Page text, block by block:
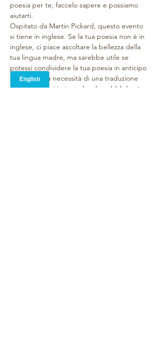
poesia per te, faccelo sapere e possiamo
aiutarti.
Ospitato da Martin Pickard, questo evento
si tiene in inglese. Se la tua poesia non è in
inglese, ci piace ascoltare la bellezza della
tua lingua madre, ma sarebbe utile se
potessi condividere la tua poesia in anticipo
per evitare la necessità di una traduzione
dal vivo o puoi inviarmela e la pubblicherò